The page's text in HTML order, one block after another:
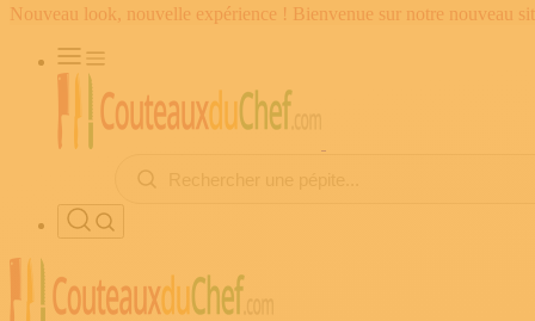
Nouveau look, nouvelle expérience ! Bienvenue sur notre nouveau